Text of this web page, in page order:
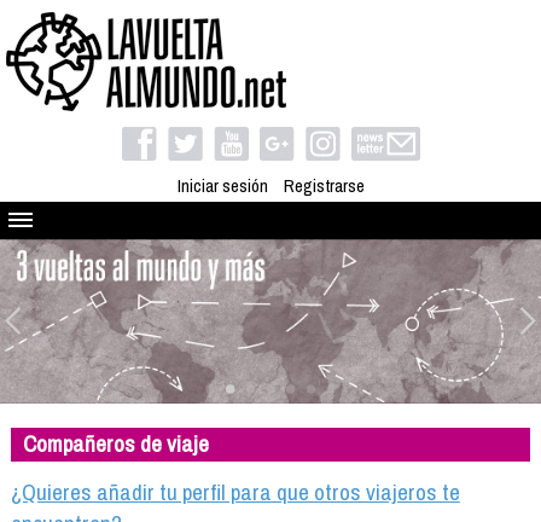
Iniciar sesión Registrarse
Quienes somos
El proyecto
Blog
Viaja con nosotros
Camino solidario
Libros
Compañeros de viaje
Compañeros de viaje
¿Quieres añadir tu perfil para que otros viajeros te